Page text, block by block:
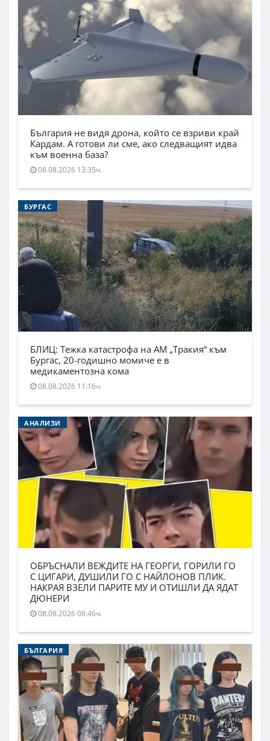
България не видя дрона, който се взриви край
Кардам. А готови ли сме, ако следващият идва
към военна база?
08.08.2026 13:35ч.
БУРГАС
БЛИЦ: Тежка катастрофа на АМ „Тракия“ към
Бургас, 20-годишно момиче е в
медикаментозна кома
08.08.2026 11:16ч.
АНАЛИЗИ
ОБРЪСНАЛИ ВЕЖДИТЕ НА ГЕОРГИ, ГОРИЛИ ГО
С ЦИГАРИ, ДУШИЛИ ГО С НАЙЛОНОВ ПЛИК.
НАКРАЯ ВЗЕЛИ ПАРИТЕ МУ И ОТИШЛИ ДА ЯДАТ
ДЮНЕРИ
08.08.2026 08:46ч.
БЪЛГАРИЯ